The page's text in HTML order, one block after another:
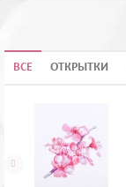
ВСЕ ОТКРЫТКИ
